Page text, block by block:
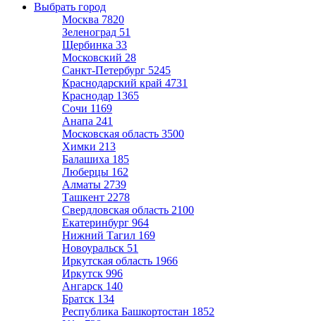
Выбрать город
Москва 7820
Зеленоград 51
Щербинка 33
Московский 28
Санкт-Петербург 5245
Краснодарский край 4731
Краснодар 1365
Сочи 1169
Анапа 241
Московская область 3500
Химки 213
Балашиха 185
Люберцы 162
Алматы 2739
Ташкент 2278
Свердловская область 2100
Екатеринбург 964
Нижний Тагил 169
Новоуральск 51
Иркутская область 1966
Иркутск 996
Ангарск 140
Братск 134
Республика Башкортостан 1852